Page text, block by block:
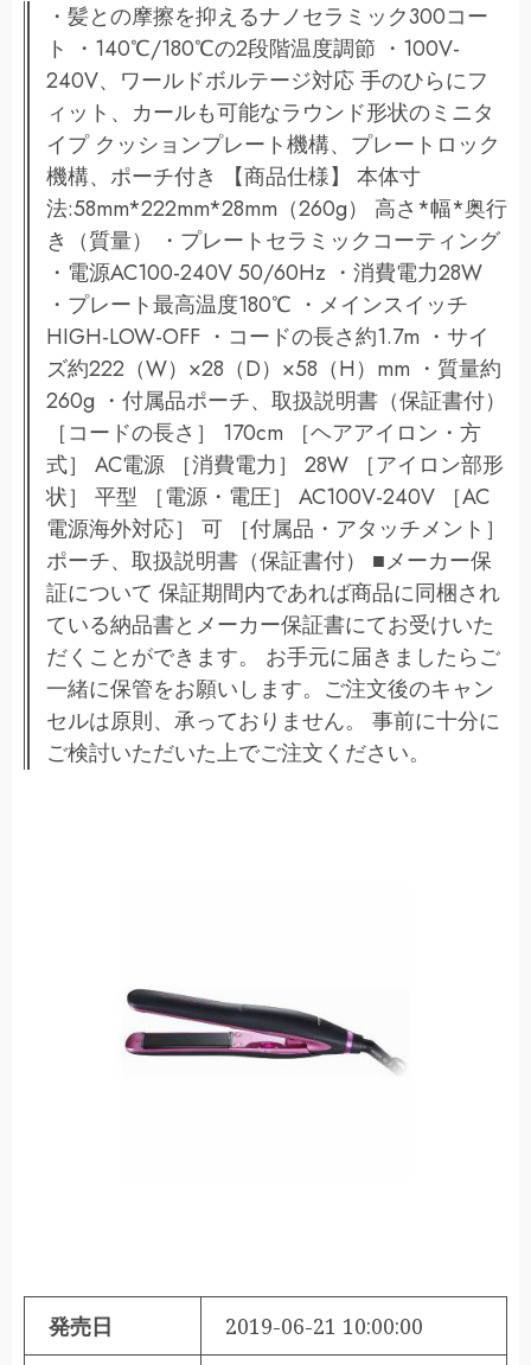
・髪との摩擦を抑えるナノセラミック300コー
ト ・140℃/180℃の2段階温度調節 ・100V-
240V、ワールドボルテージ対応 手のひらにフ
ィット、カールも可能なラウンド形状のミニタ
イプ クッションプレート機構、プレートロック
機構、ポーチ付き 【商品仕様】 本体寸
法:58mm*222mm*28mm（260g） 高さ*幅*奥行
き（質量） ・プレートセラミックコーティング
・電源AC100-240V 50/60Hz ・消費電力28W
・プレート最高温度180℃ ・メインスイッチ
HIGH-LOW-OFF ・コードの長さ約1.7m ・サイ
ズ約222（W）×28（D）×58（H）mm ・質量約
260g ・付属品ポーチ、取扱説明書（保証書付）
［コードの長さ］ 170cm ［ヘアアイロン・方
式］ AC電源 ［消費電力］ 28W ［アイロン部形
状］ 平型 ［電源・電圧］ AC100V-240V ［AC
電源海外対応］ 可 ［付属品・アタッチメント］
ポーチ、取扱説明書（保証書付） ■メーカー保
証について 保証期間内であれば商品に同梱され
ている納品書とメーカー保証書にてお受けいた
だくことができます。 お手元に届きましたらご
一緒に保管をお願いします。ご注文後のキャン
セルは原則、承っておりません。 事前に十分に
ご検討いただいた上でご注文ください。
発売日 2019-06-21 10:00:00